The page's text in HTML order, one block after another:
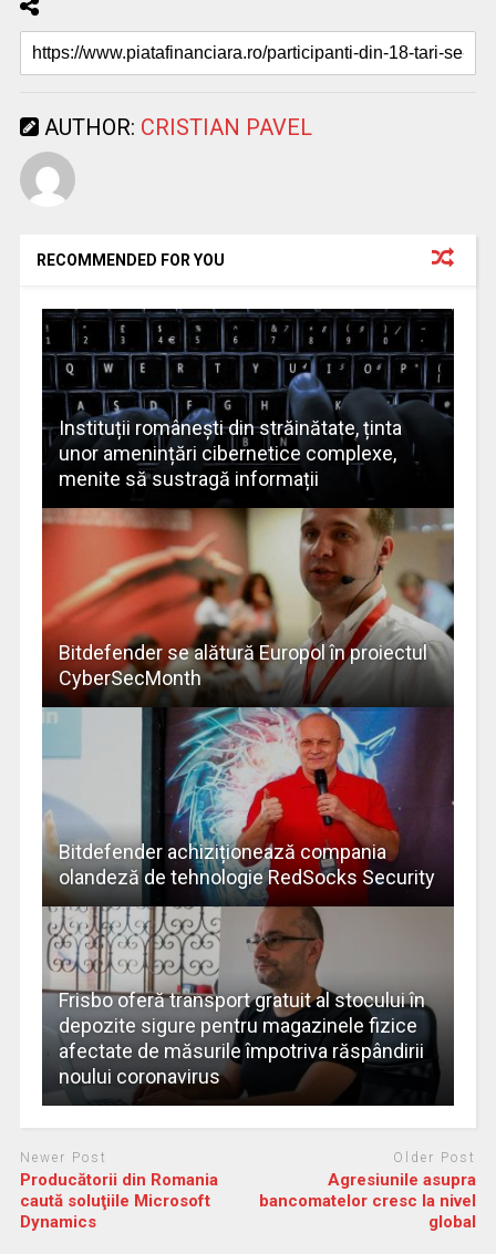
AUTHOR: CRISTIAN PAVEL
RECOMMENDED FOR YOU
Instituții românești din străinătate, ținta
unor amenințări cibernetice complexe,
menite să sustragă informații
Bitdefender se alătură Europol în proiectul
CyberSecMonth
Bitdefender achiziționează compania
olandeză de tehnologie RedSocks Security
Frisbo oferă transport gratuit al stocului în
depozite sigure pentru magazinele fizice
afectate de măsurile împotriva răspândirii
noului coronavirus
Newer Post
Producătorii din Romania
caută soluţiile Microsoft
Dynamics
Older Post
Agresiunile asupra
bancomatelor cresc la nivel
global